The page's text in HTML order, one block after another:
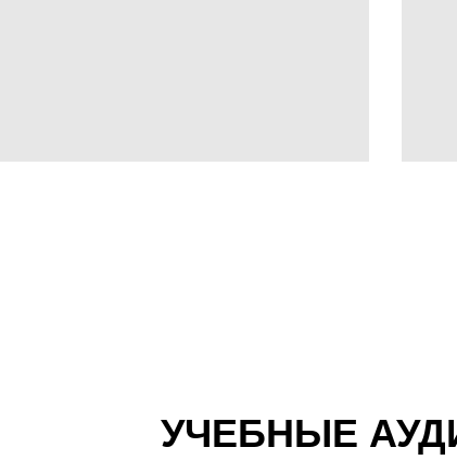
УЧЕБНЫЕ